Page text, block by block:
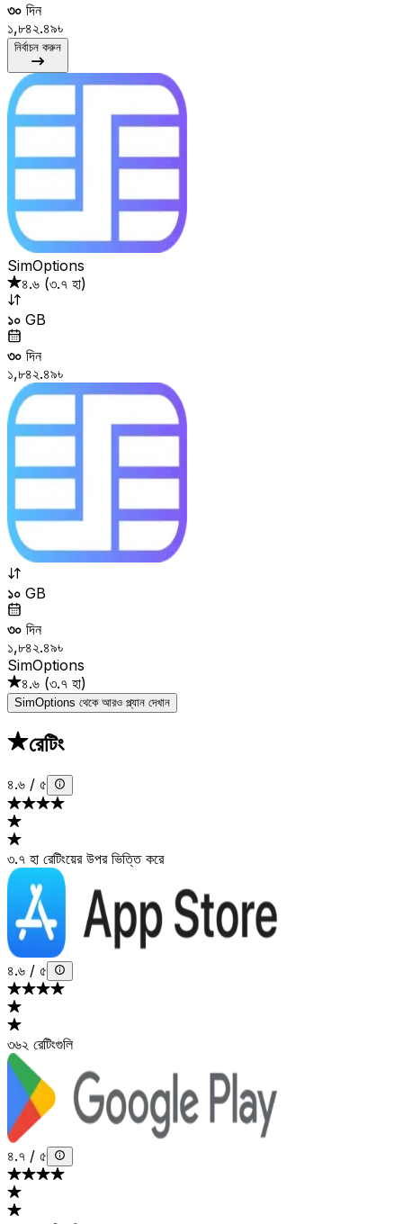
৩০ দিন
১,৮৪২.৪৯৳
নির্বাচন করুন
SimOptions
৪.৬ (৩.৭ হা)
১০ GB
৩০ দিন
১,৮৪২.৪৯৳
১০ GB
৩০ দিন
১,৮৪২.৪৯৳
SimOptions
৪.৬ (৩.৭ হা)
SimOptions থেকে আরও প্ল্যান দেখান
রেটিং
৪.৬ / ৫
৩.৭ হা রেটিংয়ের উপর ভিত্তি করে
৪.৬ / ৫
৩৬২ রেটিংগুলি
৪.৭ / ৫